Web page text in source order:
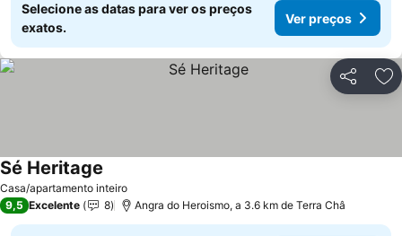
Selecione as datas para ver os preços
exatos.
Ver preços
Partilhar
Casa/apartamento inteiro
Sé Heritage
9,5 Excelente 8 Angra do Heroismo, a 3.6 km de Terra Châ